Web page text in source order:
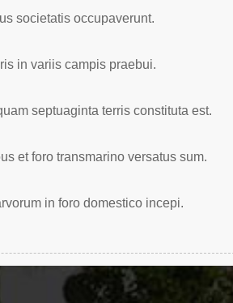
societatis occupaverunt.
in variis campis praebui.
septuaginta terris constituta est.
et foro transmarino versatus sum.
in foro domestico incepi.